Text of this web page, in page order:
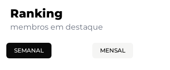
Ranking
membros em destaque
SEMANAL MENSAL